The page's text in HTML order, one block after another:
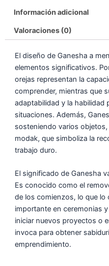
Información adicional
Valoraciones (0)
El diseño de Ganesha a
elementos significativos.
orejas representan la
comprender, mientras que
adaptabilidad y la habilidad
situaciones. Además,
sosteniendo varios
modak, que simboliza la
trabajo duro.
El significado de Ganesha
Es conocido como el
de los comienzos, lo que lo
importante en ceremonias
iniciar nuevos proyectos o
invoca para obtener
emprendimiento.